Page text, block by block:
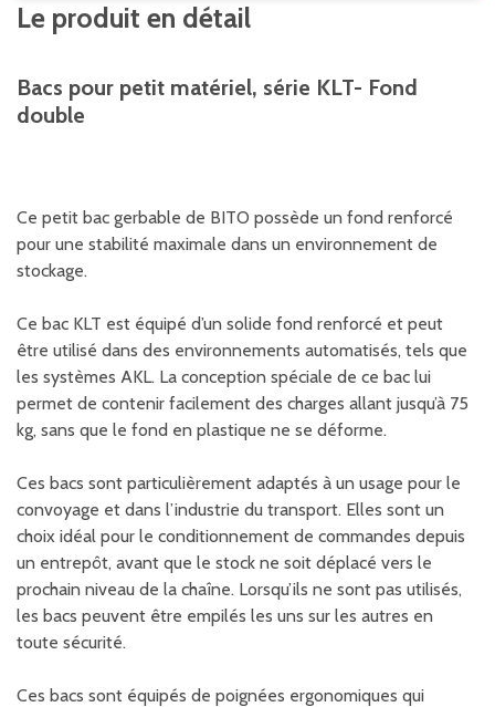
Le produit en détail
Bacs pour petit matériel, série KLT- Fond
double
Ce petit bac gerbable de BITO possède un fond renforcé
pour une stabilité maximale dans un environnement de
stockage.
Ce bac KLT est équipé d’un solide fond renforcé et peut
être utilisé dans des environnements automatisés, tels que
les systèmes AKL. La conception spéciale de ce bac lui
permet de contenir facilement des charges allant jusqu’à 75
kg, sans que le fond en plastique ne se déforme.
Ces bacs sont particulièrement adaptés à un usage pour le
convoyage et dans l’industrie du transport. Elles sont un
choix idéal pour le conditionnement de commandes depuis
un entrepôt, avant que le stock ne soit déplacé vers le
prochain niveau de la chaîne. Lorsqu’ils ne sont pas utilisés,
les bacs peuvent être empilés les uns sur les autres en
toute sécurité.
Ces bacs sont équipés de poignées ergonomiques qui